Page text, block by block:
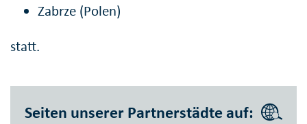
Zabrze (Polen)
statt.
Seiten unserer Partnerstädte auf: